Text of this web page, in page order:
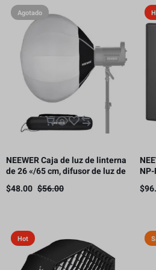
Agotado
NEEWER Caja de luz de linterna
de 26 «/65 cm, difusor de luz de
liberación rápida 360° Bowens
Mount Softbox con aleación de
$56.00
$48.00
de
$
Hot